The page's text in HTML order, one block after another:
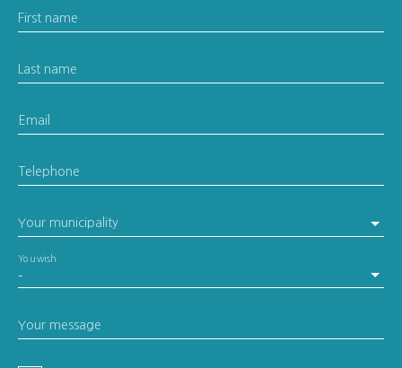
First name
Last name
Email
Telephone
Your municipality
-
You wish
Your message